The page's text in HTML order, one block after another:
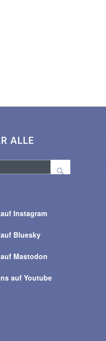
ALLE
Instagram
Bluesky
Mastodon
auf Youtube